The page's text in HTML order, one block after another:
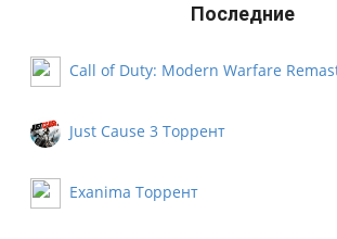
Последние
Call of Duty: Modern Warfare
Just Cause 3 Торрент
Exanima Торрент